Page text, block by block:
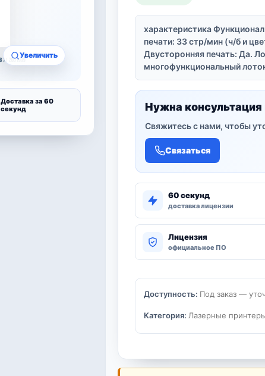
Увеличить
Доставка за 60
секунд
характеристика
печати: 33 стр/мин (ч/б и
Двусторонняя печать: Да.
многофункциональный
Нужна консультация
Свяжитесь с нами, чтобы
Связаться
60 секунд
доставка лицензии
Лицензия
официальное ПО
Доступность: Под заказ —
Категория: Лазерные